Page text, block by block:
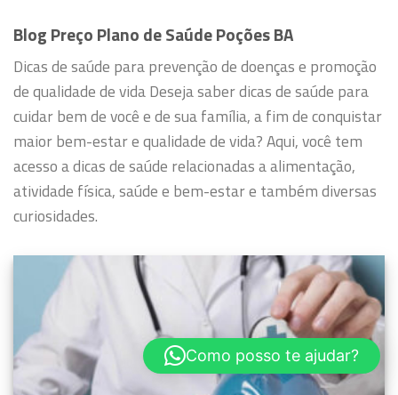
Blog Preço Plano de Saúde Poções BA
Dicas de saúde para prevenção de doenças e promoção
de qualidade de vidaDeseja saber dicas de saúde para
cuidar bem de você e de sua família, a fim de conquistar
maior bem-estar e qualidade de vida?Aqui, você tem
acesso a dicas de saúde relacionadas a alimentação,
atividade física, saúde e bem-estar e também diversas
curiosidades.
Como posso te ajudar?